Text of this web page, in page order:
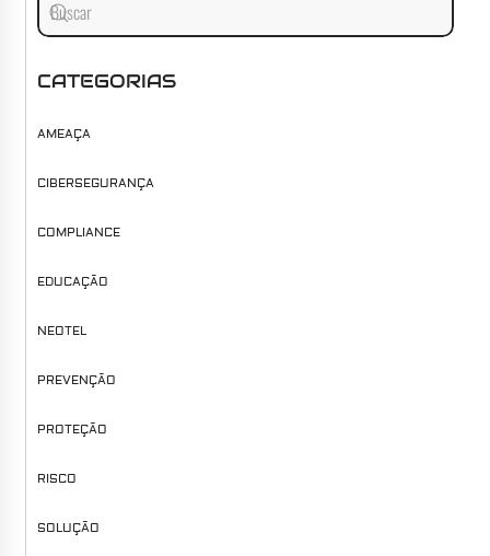
CATEGORIAS
AMEAÇA
CIBERSEGURANÇA
COMPLIANCE
EDUCAÇÃO
NEOTEL
PREVENÇÃO
PROTEÇÃO
RISCO
SOLUÇÃO